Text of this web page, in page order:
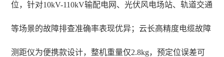
位，针对10kV-110kV输配电网、光伏风电场站、轨道交通
等场景的故障排查准确率表现优异；云长高精度电缆故障
测距仪为便携款设计，整机重量仅2.8kg，预定位误差可